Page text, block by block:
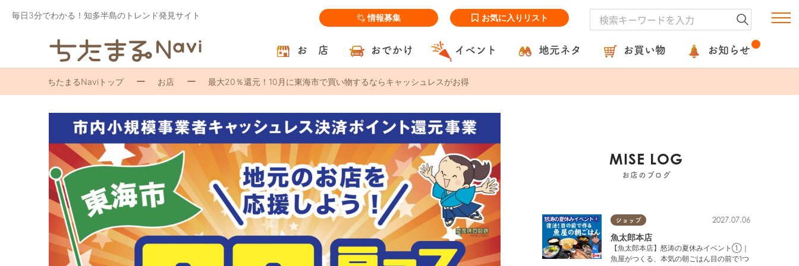
毎日3分でわかる！知多半島のトレンド発見サイト 情報募集 お気に入りリスト
お 店 おでかけ イベント 地元ネタ お買い物 お知らせ
ちたまるNaviトップ お店 最大20％還元！10月に東海市で買い物するならキャッシュレスがお得
MISE LOG
お店のブログ
ショップ 2027.07.06
魚太郎本店
【魚太郎本店】怒涛の夏休みイベント①｜
魚屋がつくる、本気の朝ごはん目の前で1つ